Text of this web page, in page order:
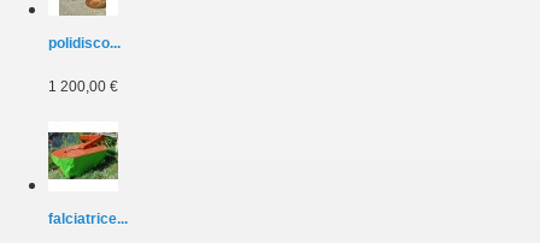
polidisco...
1 200,00 €
falciatrice...